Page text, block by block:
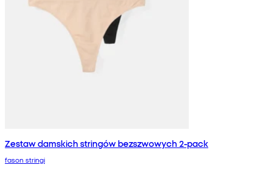
Zestaw damskich stringów bezszwowych 2-pack
fason stringi